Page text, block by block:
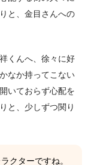
と、金目さんへの
くんへ、徐々に好
なか持ってこない
いておらず心配を
と、少しずつ関り
クターですね。